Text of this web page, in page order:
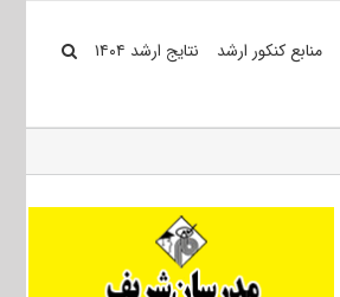
منابع کنکور ارشد نتایج ارشد ۱۴۰۴